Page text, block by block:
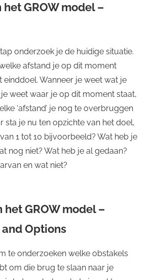
het GROW model –
onderzoek je de huidige situatie.
afstand je op dit moment
einddoel. Wanneer je weet wat je
weet waar je op dit moment staat,
‘afstand’ je nog te overbruggen
sta je nu ten opzichte van het doel,
1 tot 10 bijvoorbeeld? Wat heb je
nog niet? Wat heb je al gedaan?
en wat niet?
het GROW model –
Options
te onderzoeken welke obstakels
om die brug te slaan naar je